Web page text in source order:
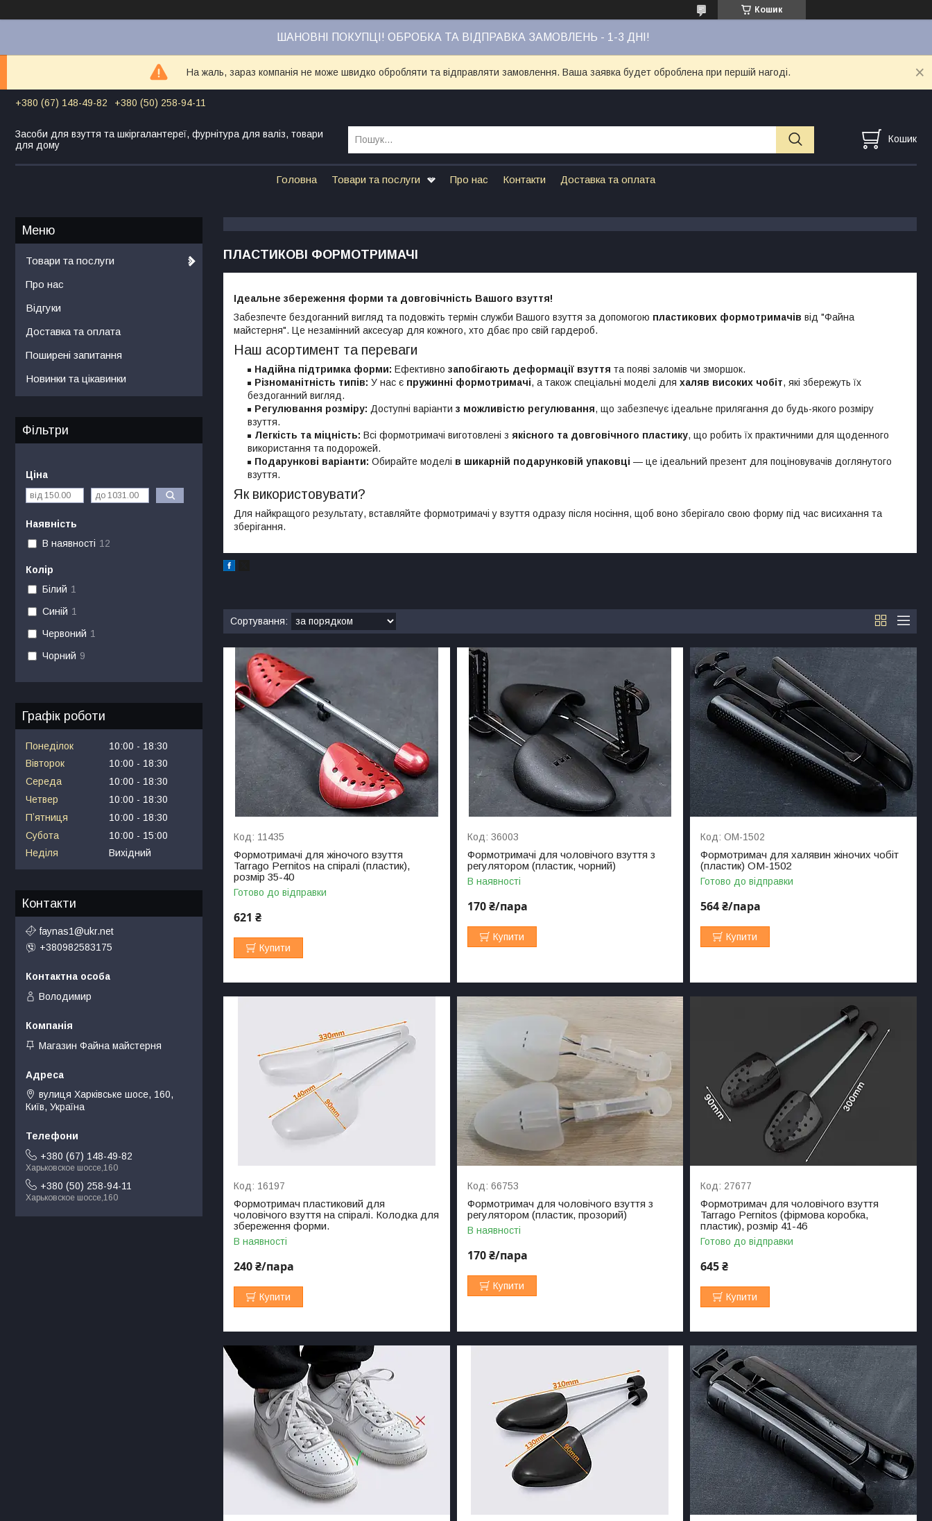
Кошик
ШАНОВНІ ПОКУПЦІ! ОБРОБКА ТА ВІДПРАВКА ЗАМОВЛЕНЬ - 1-3 ДНІ!
На жаль, зараз компанія не може швидко обробляти та відправляти замовлення. Ваша заявка будет оброблена при першій нагоді.
+380 (67) 148-49-82 +380 (50) 258-94-11
Засоби для взуття та шкіргалантереї, фурнітура для валіз, товари
для дому
Кошик
Головна Товари та послуги Про нас Контакти Доставка та оплата
ПЛАСТИКОВІ ФОРМОТРИМАЧІ
Ідеальне збереження форми та довговічність Вашого взуття!
Забезпечте бездоганний вигляд та подовжіть термін служби Вашого взуття за допомогою пластикових формотримачів від "Файна
майстерня". Це незамінний аксесуар для кожного, хто дбає про свій гардероб.
Наш асортимент та переваги
Надійна підтримка форми: Ефективно запобігають деформації взуття та появі заломів чи зморшок.
Різноманітність типів: У нас є пружинні формотримачі, а також спеціальні моделі для халяв високих чобіт, які збережуть їх
бездоганний вигляд.
Регулювання розміру: Доступні варіанти з можливістю регулювання, що забезпечує ідеальне прилягання до будь-якого розміру
взуття.
Легкість та міцність: Всі формотримачі виготовлені з якісного та довговічного пластику, що робить їх практичними для щоденного
використання та подорожей.
Подарункові варіанти: Обирайте моделі в шикарній подарунковій упаковці — це ідеальний презент для поціновувачів доглянутого
взуття.
Як використовувати?
Для найкращого результату, вставляйте формотримачі у взуття одразу після носіння, щоб воно зберігало свою форму під час висихання та
зберігання.
11435
Формотримачі для жіночого взуття
Tarrago Pernitos на спіралі (пластик),
розмір 35-40
Готово до відправки
621 ₴
Купити
36003
Формотримачі для чоловічого взуття з
регулятором (пластик, чорний)
В наявності
170 ₴/пара
Купити
ОМ-1502
Формотримач для халявин жіночих чобіт
(пластик) ОМ-1502
Готово до відправки
564 ₴/пара
Купити
16197
Формотримач пластиковий для
чоловічого взуття на спіралі. Колодка для
збереження форми.
В наявності
240 ₴/пара
Купити
66753
Формотримач для чоловічого взуття з
регулятором (пластик, прозорий)
В наявності
170 ₴/пара
Купити
27677
Формотримач для чоловічого взуття
Tarrago Pernitos (фірмова коробка,
пластик), розмір 41-46
Готово до відправки
645 ₴
Купити
Товари та послуги
Про нас
Відгуки
Доставка та оплата
Поширені запитання
Новинки та цікавинки
Фільтри
Ціна
Наявність
В наявності 12
Колір
Білий 1
Синій 1
Червоний 1
Чорний 9
Графік роботи
Понеділок 10:00
18:30
Вівторок
10:00
18:30
Середа
10:00
18:30
Четвер
10:00
18:30
Пʼятниця
10:00
18:30
Субота
10:00
15:00
Неділя
Вихідний
Контакти
faynas1@ukr.net
+380982583175
Володимир
Магазин Файна майстерня
вулиця Харківське шосе, 160,
Київ, Україна
+380 (67) 148-49-82
Харьковское шоссе,160
+380 (50) 258-94-11
Харьковское шоссе,160